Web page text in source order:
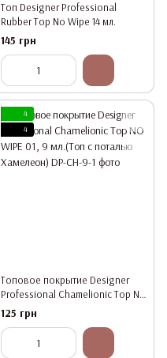
Топ Designer Professional
Rubber Top No Wipe 14 мл.
145 грн
4
4
Топовое покрытие Designer
Professional Chamelionic Top NO
WIPE 01, 9 мл.(Топ с поталью
Хамелеон)
125 грн